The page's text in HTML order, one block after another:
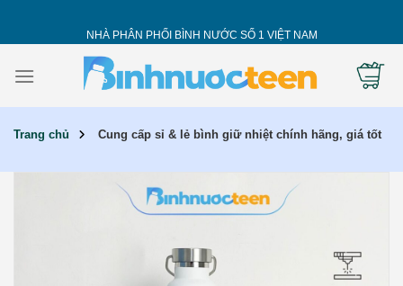
NHÀ PHÂN PHỐI BÌNH NƯỚC SỐ 1 VIỆT NAM
Trang chủ Cung cấp sỉ & lẻ bình giữ nhiệt chính hãng, giá tốt